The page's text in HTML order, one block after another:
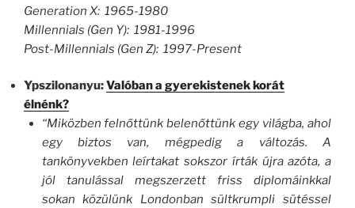
Generation X: 1965-1980
Millennials (Gen Y): 1981-1996
Post-Millennials (Gen Z): 1997-Present
Ypszilonanyu:Valóban a gyerekistenek korát
élnénk?
“Miközben felnőttünk belenőttünk egy világba, ahol
egy biztos van, mégpedig a változás. A
tankönyvekben leírtakat sokszor írták újra azóta, a
jól tanulással megszerzett friss diplomáinkkal
sokan közülünk Londonban sültkrumpli sütéssel